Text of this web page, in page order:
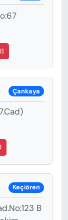
Çankaya
Keçiören
B